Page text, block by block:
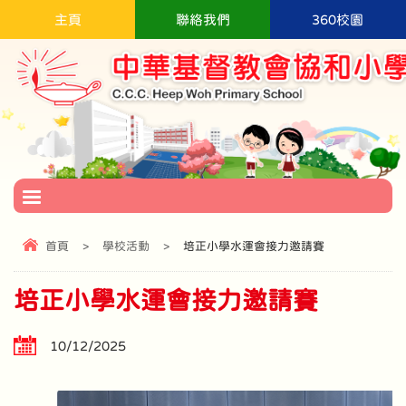
主頁 聯絡我們 360校園
首頁 > 學校活動 > 培正小學水運會接力邀請賽
培正小學水運會接力邀請賽
10/12/2025